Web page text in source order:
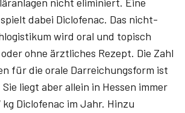
dabei Diclo­fenac. Das nicht-
wird oral und topisch
ohne ärztliches Rezept. Die Zahl
für die orale Darreichungsform ist
liegt aber allein in Hessen immer
kg Diclofenac im Jahr. Hinzu